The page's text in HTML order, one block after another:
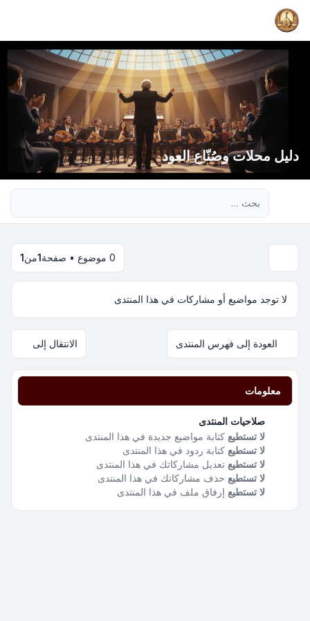
دليل محلات وصُنّاع العود
0 موضوع • صفحة 1من1
لا توجد مواضيع أو مشاركات في هذا المنتدى
العودة إلى فهرس المنتدى الانتقال إلى
معلومات
صلاحيات المنتدى
لا تستطيع كتابة مواضيع جديدة في هذا المنتدى
لا تستطيع كتابة ردود في هذا المنتدى
لا تستطيع تعديل مشاركاتك في هذا المنتدى
لا تستطيع حذف مشاركاتك في هذا المنتدى
لا تستطيع إرفاق ملف في هذا المنتدى